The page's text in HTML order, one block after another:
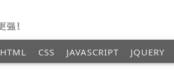
HTML CSS JAVASCRIPT JQUERY